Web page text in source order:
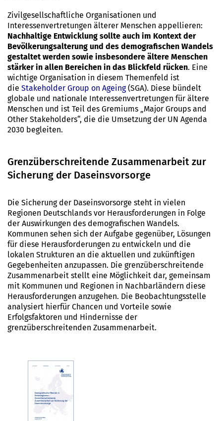
Zivilgesellschaftliche Organisationen und
Interessenvertretungen älterer Menschen appellieren:
Nachhaltige Entwicklung sollte auch im Kontext der
Bevölkerungsalterung und des demografischen Wandels
gestaltet werden sowie insbesondere ältere Menschen
stärker in allen Bereichen in das Blickfeld rücken. Eine
wichtige Organisation in diesem Themenfeld ist
die Stakeholder Group on Ageing(SGA). Diese bündelt
globale und nationale Interessenvertretungen für ältere
Menschen und ist Teil des Gremiums „Major Groups and
Other Stakeholders“, die die Umsetzung der UN Agenda
2030 begleiten.
Grenzüberschreitende Zusammenarbeit zur
Sicherung der Daseinsvorsorge
Die Sicherung der Daseinsvorsorge steht in vielen
Regionen Deutschlands vor Herausforderungen in Folge
der Auswirkungen des demografischen Wandels.
Kommunen sehen sich der Aufgabe gegenüber, Lösungen
für diese Herausforderungen zu entwickeln und die
lokalen Strukturen an die aktuellen und zukünftigen
Gegebenheiten anzupassen. Die grenzüberschreitende
Zusammenarbeit stellt eine Möglichkeit dar, gemeinsam
mit Kommunen und Regionen in Nachbarländern diese
Herausforderungen anzugehen. Die Beobachtungsstelle
analysiert hierfür Chancen und Vorteile sowie
Erfolgsfaktoren und Hindernisse der
grenzüberschreitenden Zusammenarbeit.